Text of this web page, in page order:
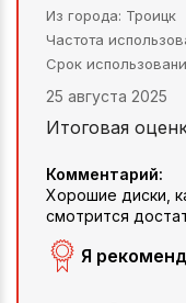
Из города Троицк
Частота
Срок
25 августа 2025
Итоговая
Комментарий:
Хорошие диски,
смотрится
Я